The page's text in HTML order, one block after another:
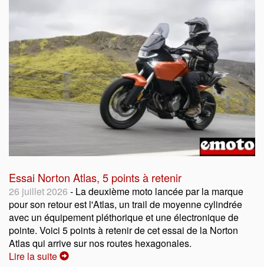
Essai Norton Atlas, 5 points à retenir
26 juillet 2026 - La deuxième moto lancée par la marque
pour son retour est l'Atlas, un trail de moyenne cylindrée
avec un équipement pléthorique et une électronique de
pointe. Voici 5 points à retenir de cet essai de la Norton
Atlas qui arrive sur nos routes hexagonales.
Lire la suite